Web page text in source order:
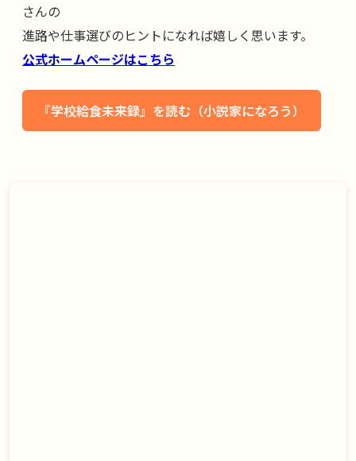
さんの
進路や仕事選びのヒントになれば嬉しく思います。
公式ホームページはこちら
『学校給食未来録』を読む（小説家になろう）